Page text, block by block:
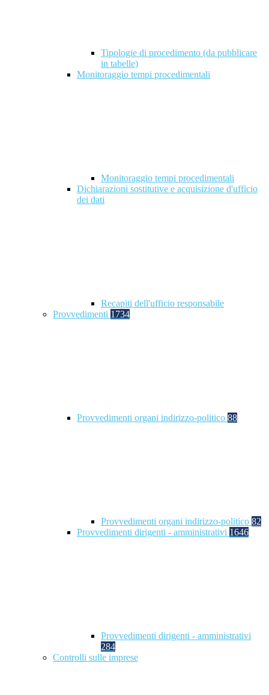
Tipologie di procedimento (da pubblicare
in tabelle)
Monitoraggio tempi procedimentali
Monitoraggio tempi procedimentali
Dichiarazioni sostitutive e acquisizione d'ufficio
dei dati
Recapiti dell'ufficio responsabile
Provvedimenti 1734
Provvedimenti organi indirizzo-politico 88
Provvedimenti organi indirizzo-politico 82
Provvedimenti dirigenti - amministrativi 1646
Provvedimenti dirigenti - amministrativi
284
Controlli sulle imprese